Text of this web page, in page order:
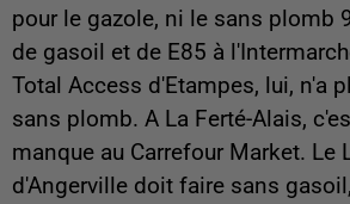
pour le gazole, ni le sans plomb
de gasoil et de E85 à
Total Access d'Etampes, lui, n'a
sans plomb. A La Ferté-Alais,
manque au Carrefour Market. Le
d'Angerville doit faire sans